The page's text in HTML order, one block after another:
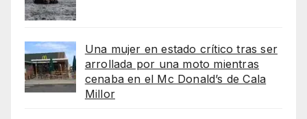
Una mujer en estado crítico tras ser
arrollada por una moto mientras
cenaba en el Mc Donald’s de Cala
Millor